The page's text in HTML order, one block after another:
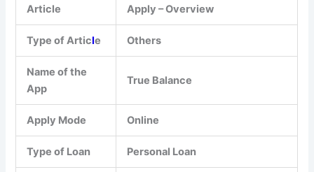
Article
Apply – Overview
Type of Article Others
Name of the
App
True Balance
Apply Mode Online
Type of Loan Personal Loan